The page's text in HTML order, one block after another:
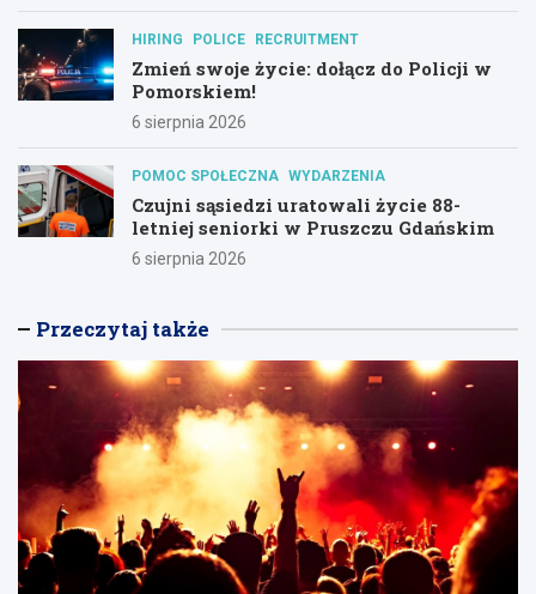
HIRING POLICE RECRUITMENT
Zmień swoje życie: dołącz do Policji w
Pomorskiem!
6 sierpnia 2026
POMOC SPOŁECZNA WYDARZENIA
Czujni sąsiedzi uratowali życie 88-
letniej seniorki w Pruszczu Gdańskim
6 sierpnia 2026
Przeczytaj także